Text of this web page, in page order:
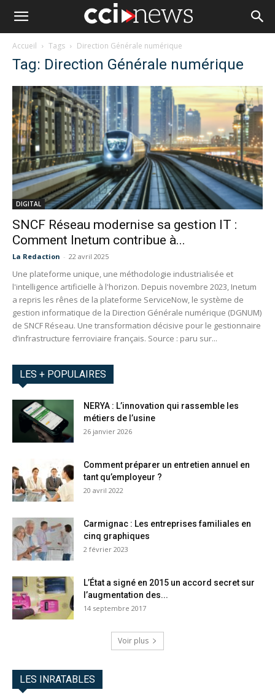
Accueil Tags Direction Générale numérique
Tag: Direction Générale numérique
DIGITAL
SNCF Réseau modernise sa gestion IT :
Comment Inetum contribue à...
La Redaction - 22 avril 2025
Une plateforme unique, une méthodologie industrialisée et
l'intelligence artificielle à l'horizon. Depuis novembre 2023, Inetum
a repris les rênes de la plateforme ServiceNow, le système de
gestion informatique de la Direction Générale numérique (DGNUM)
de SNCF Réseau. Une transformation décisive pour le gestionnaire
d’infrastructure ferroviaire français. Source : paru sur...
LES + POPULAIRES
NERYA : L’innovation qui rassemble les
métiers de l’usine
26 janvier 2026
Comment préparer un entretien annuel en
tant qu’employeur ?
20 avril 2022
Carmignac : Les entreprises familiales en
cinq graphiques
2 février 2023
L’État a signé en 2015 un accord secret sur
l’augmentation des...
14 septembre 2017
Voir plus
LES INRATABLES